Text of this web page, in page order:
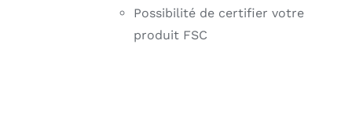
Possibilité de certifier votre
produit FSC